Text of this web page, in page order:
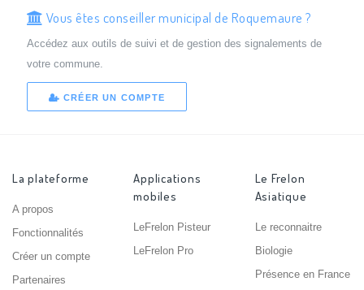
Vous êtes conseiller municipal de Roquemaure ?
Accédez aux outils de suivi et de gestion des signalements de
votre commune.
CRÉER UN COMPTE
La plateforme
A propos
Fonctionnalités
Créer un compte
Partenaires
Applications
mobiles
LeFrelon Pisteur
LeFrelon Pro
Le Frelon
Asiatique
Le reconnaitre
Biologie
Présence en France